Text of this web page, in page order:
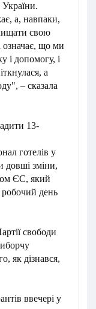
а, навпаки,
свою
означає, що ми
і допомогу, і
а
– сказала
13-
готелів у
довші зміни,
ЄС, який
день
свободи
як дізнався,
ввечері у